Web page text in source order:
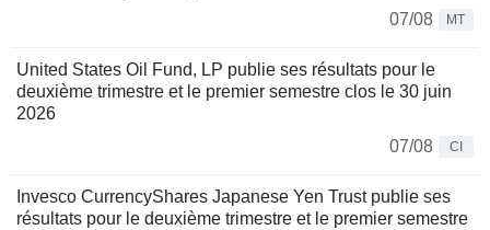
07/08
MT
United States Oil Fund, LP publie ses résultats pour le
deuxième trimestre et le premier semestre clos le 30 juin
2026
07/08
CI
Invesco CurrencyShares Japanese Yen Trust publie ses
résultats pour le deuxième trimestre et le premier semestre